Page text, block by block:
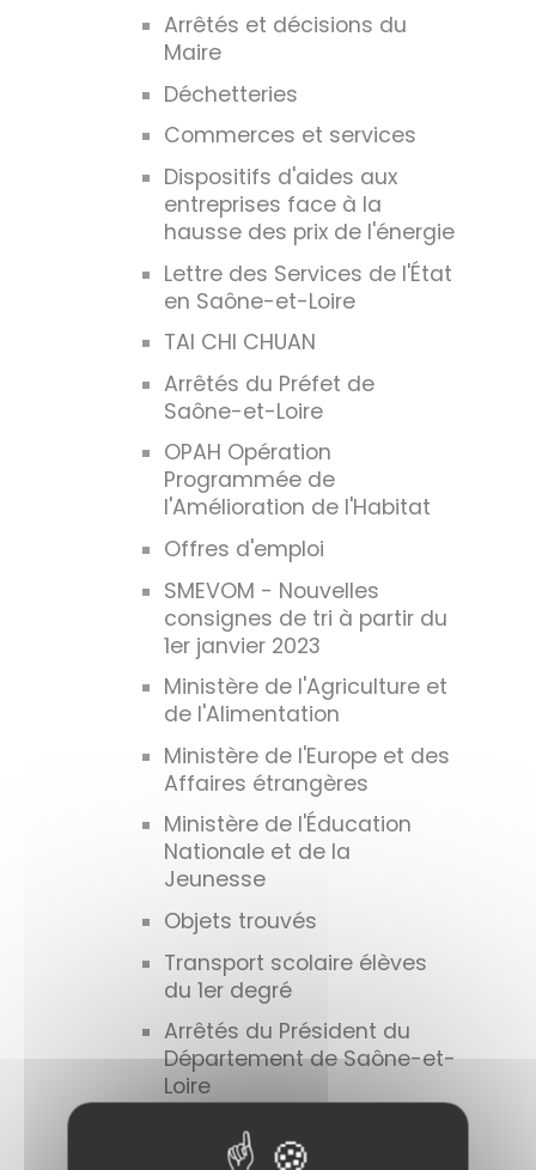
Arrêtés et décisions du
Maire
Déchetteries
Commerces et services
Dispositifs d'aides aux
entreprises face à la
hausse des prix de l'énergie
Lettre des Services de l'État
en Saône-et-Loire
TAI CHI CHUAN
Arrêtés du Préfet de
Saône-et-Loire
OPAH Opération
Programmée de
l'Amélioration de l'Habitat
Offres d'emploi
SMEVOM - Nouvelles
consignes de tri à partir du
1er janvier 2023
Ministère de l'Agriculture et
de l'Alimentation
Ministère de l'Europe et des
Affaires étrangères
Ministère de l'Éducation
Nationale et de la
Jeunesse
Objets trouvés
Transport scolaire élèves
du 1er degré
Arrêtés du Président du
Département de Saône-et-
Loire
Adaptation du logement :
faciliter l'accès des